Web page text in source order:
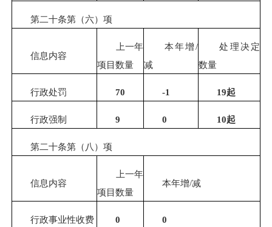
第二十条第（六）项
信息内容
上一年
项目数量
本年增/
减
处理决定
数量
行政处罚 70 -1 19起
行政强制 9 0 10起
第二十条第（八）项
信息内容
上一年
项目数量
本年增/减
行政事业性收费 0 0